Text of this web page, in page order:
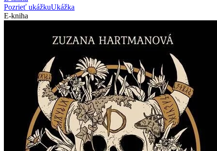
Pozrieť ukážkuUkážka
E-kniha